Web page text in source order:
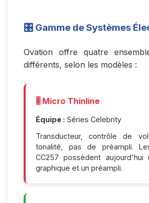
🎛️ Gamme de Systèmes
Ovation offre quatre
différents, selon les modèles :
🎚️ Micro Thinline
Équipe : Séries Celebrity
Transducteur, contrôle de
tonalité, pas de préampli.
CC257 possèdent aujourd'hui
graphique et un préampli.